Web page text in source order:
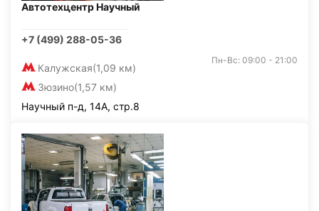
Автотехцентр Научный
+7 (499) 288-05-36
Калужская(1,09 км)
Зюзино(1,57 км)
Пн-Вс: 09:00 - 21:00
Научный п-д, 14А, стр.8